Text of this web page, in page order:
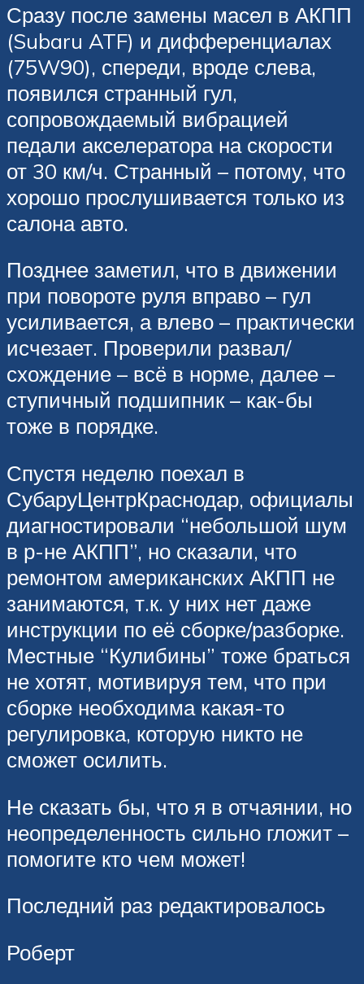
Сразу после замены масел в АКПП
(Subaru ATF) и дифференциалах
(75W90), спереди, вроде слева,
появился странный гул,
сопровождаемый вибрацией
педали акселератора на скорости
от 30 км/ч. Странный – потому, что
хорошо прослушивается только из
салона авто.
Позднее заметил, что в движении
при повороте руля вправо – гул
усиливается, а влево – практически
исчезает. Проверили развал/
схождение – всё в норме, далее –
ступичный подшипник – как-бы
тоже в порядке.
Спустя неделю поехал в
СубаруЦентрКраснодар, официалы
диагностировали “небольшой шум
в р-не АКПП”, но сказали, что
ремонтом американских АКПП не
занимаются, т.к. у них нет даже
инструкции по её сборке/разборке.
Местные “Кулибины” тоже браться
не хотят, мотивируя тем, что при
сборке необходима какая-то
регулировка, которую никто не
сможет осилить.
Не сказать бы, что я в отчаянии, но
неопределенность сильно гложит –
помогите кто чем может!
Последний раз редактировалось
Роберт